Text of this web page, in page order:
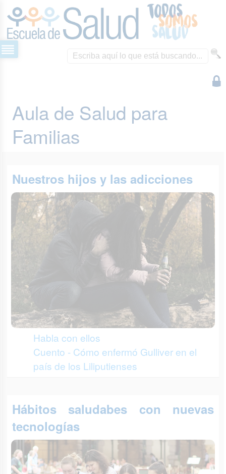
Aula de Salud para
Familias
Nuestros hijos y las adicciones
Habla con ellos
Cuento - Cómo enfermó Gulliver en el
país de los Liliputienses
Hábitos saludabes con nuevas
tecnologías